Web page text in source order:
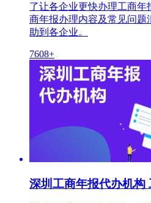
了让各企业更快办理工商年
商年报办理内容及常见问
助到各企业。
7608+
深圳工商年报代办机构